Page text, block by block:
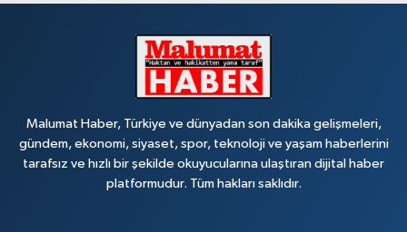
Malumat Haber, Türkiye ve dünyadan son dakika gelişmeleri,
gündem, ekonomi, siyaset, spor, teknoloji ve yaşam haberlerini
tarafsız ve hızlı bir şekilde okuyucularına ulaştıran dijital haber
platformudur. Tüm hakları saklıdır.